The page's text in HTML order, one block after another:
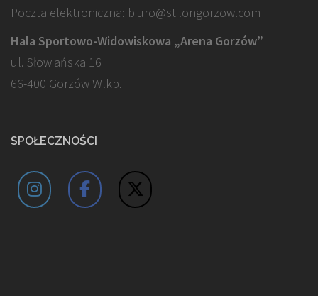
Poczta elektroniczna: biuro@stilongorzow.com
Hala Sportowo-Widowiskowa „Arena Gorzów”
ul. Słowiańska 16
66-400 Gorzów Wlkp.
SPOŁECZNOŚCI